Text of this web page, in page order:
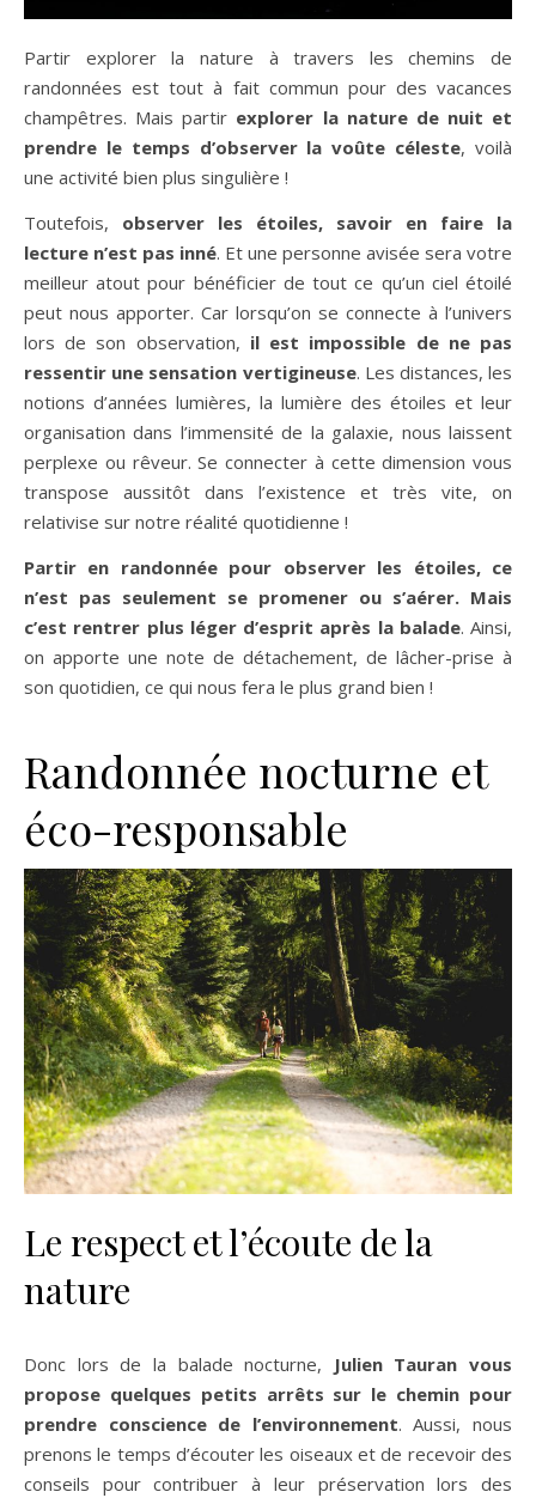
Partir explorer la nature à travers les chemins de
randonnées est tout à fait commun pour des vacances
champêtres. Mais partir explorer la nature de nuit et
prendre le temps d’observer la voûte céleste, voilà
une activité bien plus singulière !
Toutefois, observer les étoiles, savoir en faire la
lecture n’est pas inné. Et une personne avisée sera votre
meilleur atout pour bénéficier de tout ce qu’un ciel étoilé
peut nous apporter. Car lorsqu’on se connecte à l’univers
lors de son observation, il est impossible de ne pas
ressentir une sensation vertigineuse. Les distances, les
notions d’années lumières, la lumière des étoiles et leur
organisation dans l’immensité de la galaxie, nous laissent
perplexe ou rêveur. Se connecter à cette dimension vous
transpose aussitôt dans l’existence et très vite, on
relativise sur notre réalité quotidienne !
Partir en randonnée pour observer les étoiles, ce
n’est pas seulement se promener ou s’aérer. Mais
c’est rentrer plus léger d’esprit après la balade. Ainsi,
on apporte une note de détachement, de lâcher-prise à
son quotidien, ce qui nous fera le plus grand bien !
Randonnée nocturne et
éco-responsable
Le respect et l’écoute de la
nature
Donc lors de la balade nocturne,
Julien Tauran vous
propose quelques petits arrêts sur le chemin pour
prendre conscience de l’environnement. Aussi, nous
prenons le temps d’écouter les oiseaux et de recevoir des
conseils pour contribuer à leur préservation lors des